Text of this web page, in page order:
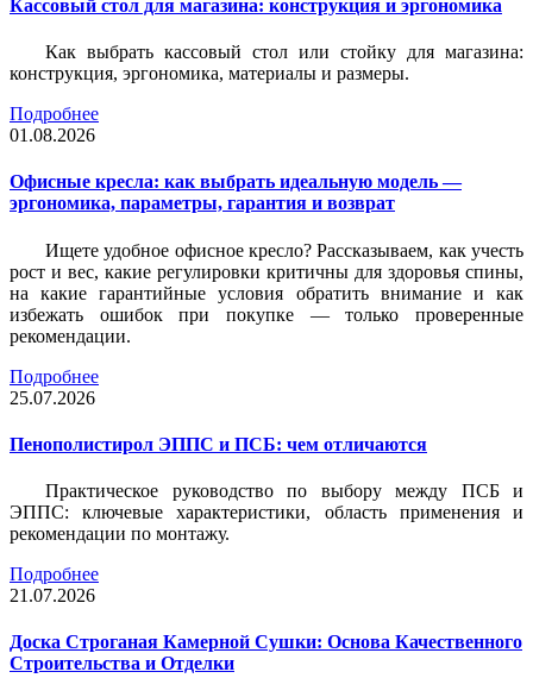
Кассовый стол для магазина: конструкция и эргономика
Как выбрать кассовый стол или стойку для магазина:
конструкция, эргономика, материалы и размеры.
Подробнее
01.08.2026
Офисные кресла: как выбрать идеальную модель —
эргономика, параметры, гарантия и возврат
Ищете удобное офисное кресло? Рассказываем, как учесть
рост и вес, какие регулировки критичны для здоровья спины,
на какие гарантийные условия обратить внимание и как
избежать ошибок при покупке — только проверенные
рекомендации.
Подробнее
25.07.2026
Пенополистирол ЭППС и ПСБ: чем отличаются
Практическое руководство по выбору между ПСБ и
ЭППС: ключевые характеристики, область применения и
рекомендации по монтажу.
Подробнее
21.07.2026
Доска Строганая Камерной Сушки: Основа Качественного
Строительства и Отделки